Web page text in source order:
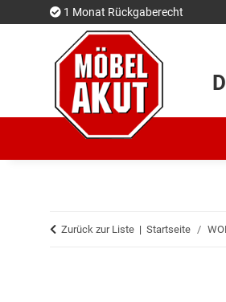
1 Monat Rückgaberecht
Zurück zur Liste Startseite